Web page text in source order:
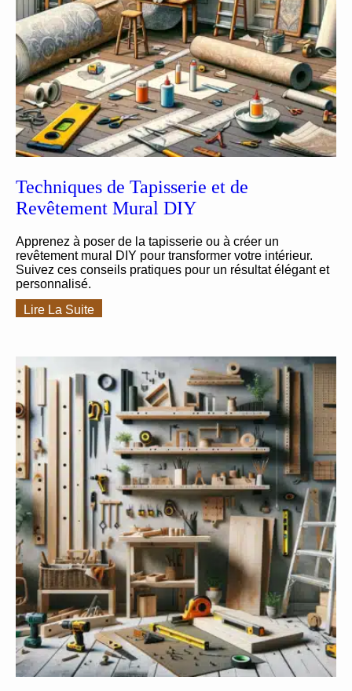
Techniques de Tapisserie et de
Revêtement Mural DIY
Apprenez à poser de la tapisserie ou à créer un
revêtement mural DIY pour transformer votre intérieur.
Suivez ces conseils pratiques pour un résultat élégant et
personnalisé.
Lire La Suite